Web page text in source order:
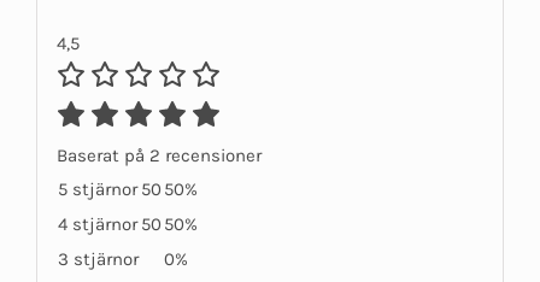
4,5
Baserat på 2 recensioner
5 stjärnor 50 50%
4 stjärnor 50 50%
3 stjärnor
0%